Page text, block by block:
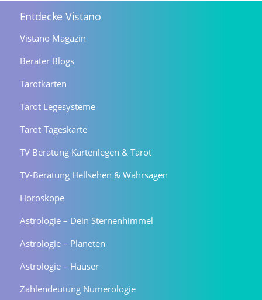
Entdecke Vistano
Vistano Magazin
Berater Blogs
Tarotkarten
Tarot Legesysteme
Tarot-Tageskarte
TV Beratung Kartenlegen & Tarot
TV-Beratung Hellsehen & Wahrsagen
Horoskope
Astrologie – Dein Sternenhimmel
Astrologie – Planeten
Astrologie – Häuser
Zahlendeutung Numerologie